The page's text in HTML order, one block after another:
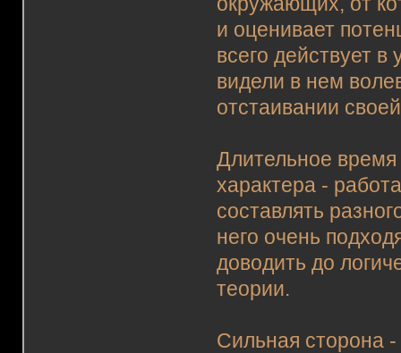
и оценивает
всего действует
видели в нем
отстаивании
Длительное время
характера -
составлять
него очень
доводить до
теории.
Сильная сторона